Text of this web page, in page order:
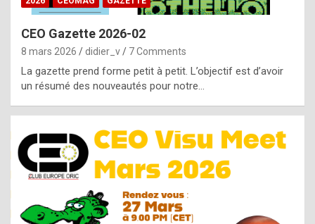
y
g
e
n
u
i
n
e
R
o
CEO Gazette 2026-02
8 mars 2026 didier_v 7 Comments
La gazette prend forme petit à petit. L’objectif est d’avoir
un résumé des nouveautés pour notre…